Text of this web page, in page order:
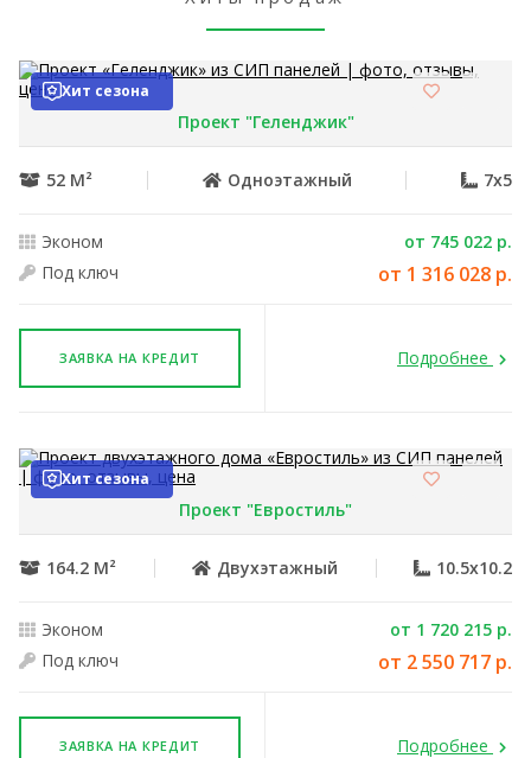
Хит сезона
Проект "Геленджик"
52 М² Одноэтажный 7x5
Эконом
от 745 022 р.
Под ключ
от 1 316 028 р.
ЗАЯВКА НА КРЕДИТ Подробнее
Хит сезона
Проект "Евростиль"
164.2 М² Двухэтажный 10.5x10.2
Эконом
от 1 720 215 р.
Под ключ
от 2 550 717 р.
ЗАЯВКА НА КРЕДИТ Подробнее